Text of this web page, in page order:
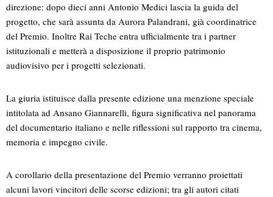
direzione: dopo dieci anni Antonio Medici lascia la guida del
progetto, che sarà assunta da Aurora Palandrani, già coordinatrice
del Premio. Inoltre Rai Teche entra ufficialmente tra i partner
istituzionali e metterà a disposizione il proprio patrimonio
audiovisivo per i progetti selezionati.
La giuria istituisce dalla presente edizione una menzione speciale
intitolata ad Ansano Giannarelli, figura significativa nel panorama
del documentario italiano e nelle riflessioni sul rapporto tra cinema,
memoria e impegno civile.
A corollario della presentazione del Premio verranno proiettati
alcuni lavori vincitori delle scorse edizioni; tra gli autori citati